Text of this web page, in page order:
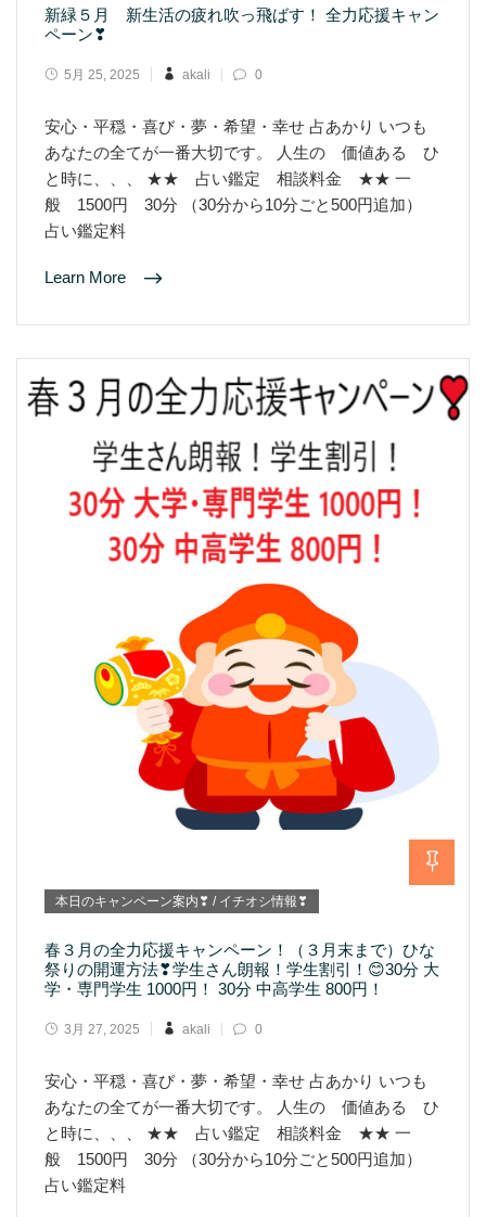
新緑５月 新生活の疲れ吹っ飛ばす！ 全力応援キャン
ペーン❣
5月 25, 2025 akali 0
安心・平穏・喜び・夢・希望・幸せ 占あかり いつも
あなたの全てが一番大切です。 人生の 価値ある ひ
と時に、、、 ★★ 占い鑑定 相談料金 ★★ 一
般 1500円 30分 （30分から10分ごと500円追加）
占い鑑定料
Learn More
本日のキャンペーン案内❣ / イチオシ情報❣
春３月の全力応援キャンペーン！（３月末まで）ひな
祭りの開運方法❣学生さん朗報！学生割引！😊30分 大
学・専門学生 1000円！ 30分 中高学生 800円！
3月 27, 2025 akali 0
安心・平穏・喜び・夢・希望・幸せ 占あかり いつも
あなたの全てが一番大切です。 人生の 価値ある ひ
と時に、、、 ★★ 占い鑑定 相談料金 ★★ 一
般 1500円 30分 （30分から10分ごと500円追加）
占い鑑定料